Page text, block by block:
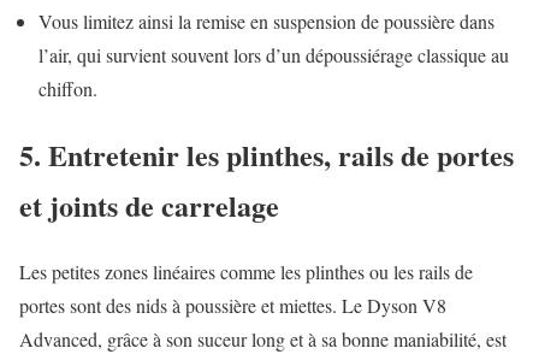
Vous limitez ainsi la remise en suspension de poussière dans
l’air, qui survient souvent lors d’un dépoussiérage classique au
chiffon.
5. Entretenir les plinthes, rails de portes
et joints de carrelage
Les petites zones linéaires comme les plinthes ou les rails de
portes sont des nids à poussière et miettes. Le Dyson V8
Advanced, grâce à son suceur long et à sa bonne maniabilité, est